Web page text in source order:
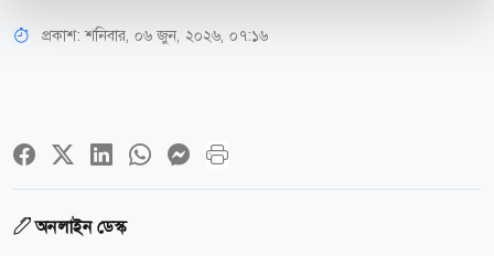
প্রকাশ:শনিবার, ০৬ জুন, ২০২৬, ০৭:১৬
অনলাইন ডেস্ক